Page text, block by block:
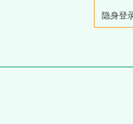
隐身登